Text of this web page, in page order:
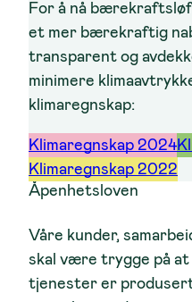
For å nå
et mer bærekraftig
transparent og
minimere
klimaregnskap:
Klimaregnskap 2024
Klimaregnskap 2022
Åpenhetsloven
Våre kunder,
skal være trygge på
tjenester er